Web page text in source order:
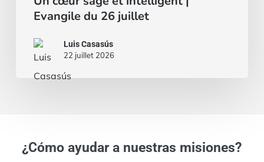
Evangile du 26 juillet
Luis Casasús
22 juillet 2026
¿Cómo ayudar a nuestras misiones?